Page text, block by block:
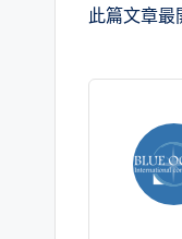
此篇文章